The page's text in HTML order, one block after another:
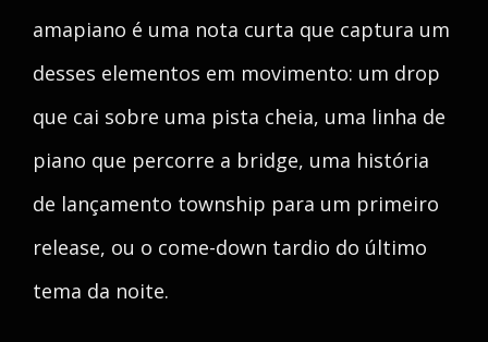
amapiano é uma nota curta que captura um
desses elementos em movimento: um drop
que cai sobre uma pista cheia, uma linha de
piano que percorre a bridge, uma história
de lançamento township para um primeiro
release, ou o come-down tardio do último
tema da noite.